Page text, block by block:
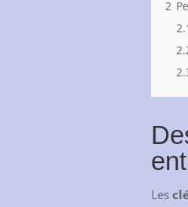
2
Les